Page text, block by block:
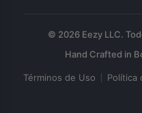
© 2026 Eezy LLC.
Términos de Uso Política